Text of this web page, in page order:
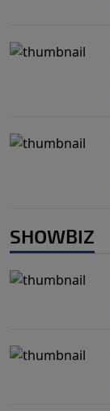
SHOWBIZ